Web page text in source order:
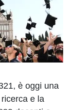
è oggi una
e la